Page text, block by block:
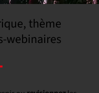
thème
webinaires